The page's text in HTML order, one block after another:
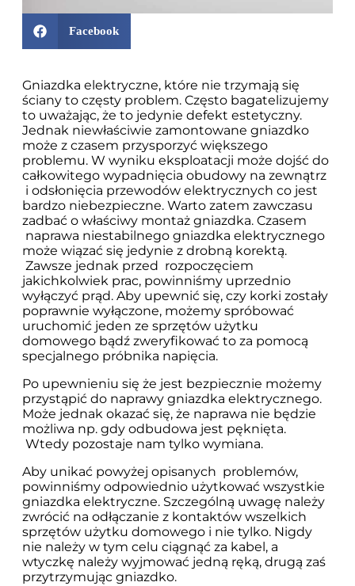
Facebook
Gniazdka elektryczne, które nie trzymają się
ściany to częsty problem. Często bagatelizujemy
to uważając, że to jedynie defekt estetyczny.
Jednak niewłaściwie zamontowane gniazdko
może z czasem przysporzyć większego
problemu. W wyniku eksploatacji może dojść do
całkowitego wypadnięcia obudowy na zewnątrz
i odsłonięcia przewodów elektrycznych co jest
bardzo niebezpieczne. Warto zatem zawczasu
zadbać o właściwy montaż gniazdka. Czasem
naprawa niestabilnego gniazdka elektrycznego
może wiązać się jedynie z drobną korektą.
Zawsze jednak przed rozpoczęciem
jakichkolwiek prac, powinniśmy uprzednio
wyłączyć prąd. Aby upewnić się, czy korki zostały
poprawnie wyłączone, możemy spróbować
uruchomić jeden ze sprzętów użytku
domowego bądź zweryfikować to za pomocą
specjalnego próbnika napięcia.
Po upewnieniu się że jest bezpiecznie możemy
przystąpić do naprawy gniazdka elektrycznego.
Może jednak okazać się, że naprawa nie będzie
możliwa np. gdy odbudowa jest pęknięta.
Wtedy pozostaje nam tylko wymiana.
Aby unikać powyżej opisanych problemów,
powinniśmy odpowiednio użytkować wszystkie
gniazdka elektryczne. Szczególną uwagę należy
zwrócić na odłączanie z kontaktów wszelkich
sprzętów użytku domowego i nie tylko. Nigdy
nie należy w tym celu ciągnąć za kabel, a
wtyczkę należy wyjmować jedną ręką, drugą zaś
przytrzymując gniazdko.